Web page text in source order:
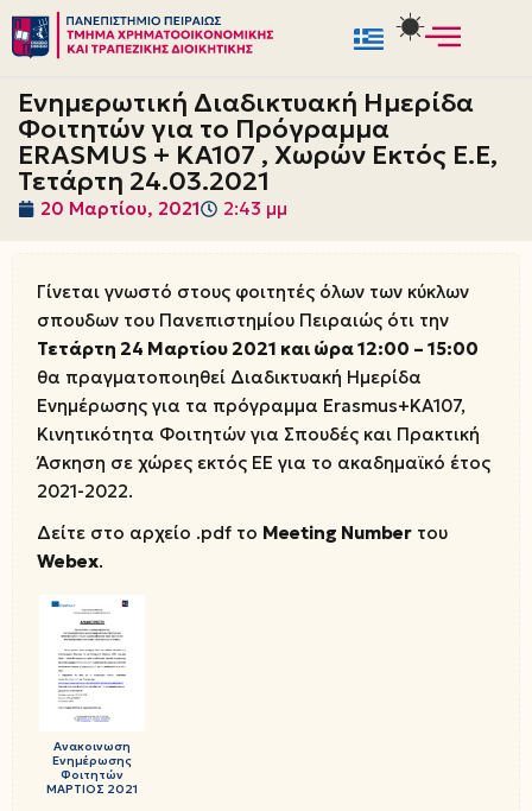
Μεταπηδήστε
στο
περιεχόμενο
Ενημερωτική Διαδικτυακή Ημερίδα
Φοιτητών για το Πρόγραμμα
ERASMUS + KA107 , Χωρών Εκτός Ε.Ε,
Τετάρτη 24.03.2021
20 Μαρτίου, 2021 2:43 μμ
Γίνεται γνωστό στους φοιτητές όλων των κύκλων
σπουδων του Πανεπιστημίου Πειραιώς ότι την
Τετάρτη 24 Μαρτίου 2021 και ώρα 12:00 – 15:00
θα πραγματοποιηθεί Διαδικτυακή Ημερίδα
Ενημέρωσης για τα πρόγραμμα Erasmus+ΚΑ107,
Κινητικότητα Φοιτητών για Σπουδές και Πρακτική
Άσκηση σε χώρες εκτός ΕΕ για το ακαδημαϊκό έτος
2021-2022.
Δείτε στο αρχείο .pdf το Meeting Number του
Webex.
Aνακοινωση
Eνημέρωσης
Φοιτητών
ΜΑΡΤΙΟΣ 2021